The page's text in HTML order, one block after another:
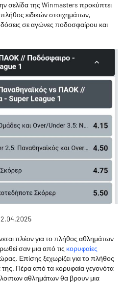
σελίδα της Winmasters προκύπτει
ειδικών στοιχημάτων,
σε αγώνες ποδοσφαίρου και
πλέον για το πλήθος αθλημάτων
σαν μια από τις κορυφαίες
Επίσης ξεχωρίζει για το πλήθος
Πέρα από τα κορυφαία γεγονότα
αθλημάτων θα βρουν μια